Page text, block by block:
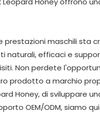
maschili sta
naturali, efficaci e
Non perdete
prodotto a marchio
Honey, di sviluppare
OEM/ODM, siamo